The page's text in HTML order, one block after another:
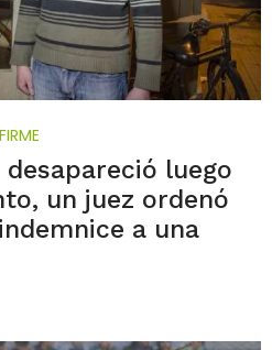
luego
un juez ordenó
a una